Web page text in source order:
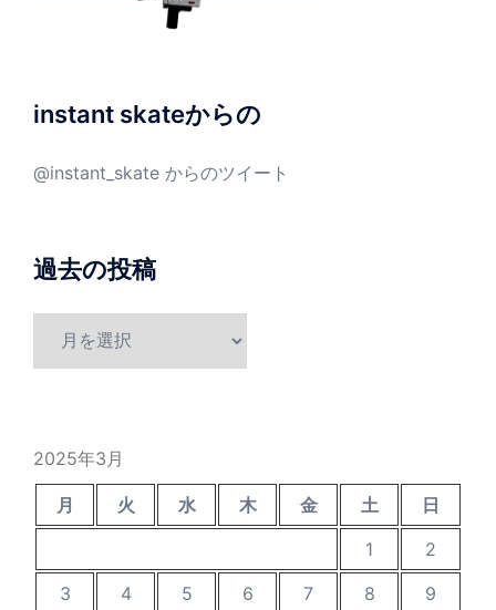
instant skateからの
@instant_skate からのツイート
過去の投稿
2025年3月
月 火 水 木 金 土
日
1
2
3
4 5 6 7 8
9